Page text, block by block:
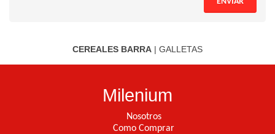
CEREALES BARRA | GALLETAS
Milenium
Nosotros
Como Comprar